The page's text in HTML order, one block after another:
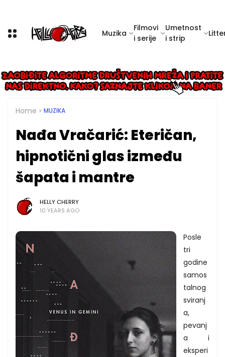
Muzika
Filmovi
i serije
Umetnost
i strip
Home MUZIKA
Nađa Vračarić: Eteričan,
hipnotični glas između
šapata i mantre
HELLY CHERRY
10 YEARS AGO
Posle
tri
godine
samos
talnog
sviranj
a,
pevanj
a i
eksperi